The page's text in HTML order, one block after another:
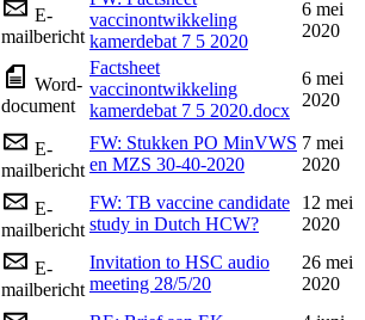
E-
mailbericht
vaccinontwikkeling
kamerdebat 7 5 2020
6 mei
2020
Word-
document
Factsheet
vaccinontwikkeling
kamerdebat 7 5 2020.docx
6 mei
2020
E-
mailbericht
FW: Stukken PO MinVWS
en MZS 30-40-2020
7 mei
2020
E-
mailbericht
FW: TB vaccine candidate
study in Dutch HCW?
12 mei
2020
E-
mailbericht
Invitation to HSC audio
meeting 28/5/20
26 mei
2020